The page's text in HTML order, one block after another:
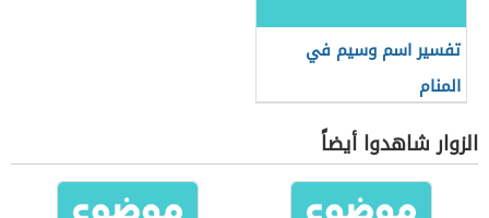
تفسير اسم وسيم في
المنام
الزوار شاهدوا أيضاً